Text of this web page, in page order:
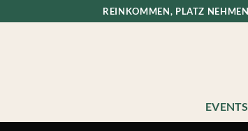
REINKOMMEN, PLATZ
EVENTS